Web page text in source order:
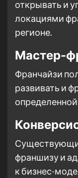
открывать и
локациями
регионе.
Мастер-
Франчайзи
развивать и
франшизу и
к бизнес-